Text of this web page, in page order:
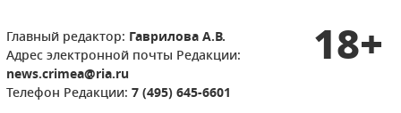
Главный редактор: Гаврилова А.В.
Адрес электронной почты Редакции:
news.crimea@ria.ru
Телефон Редакции: 7 (495) 645-6601
18+